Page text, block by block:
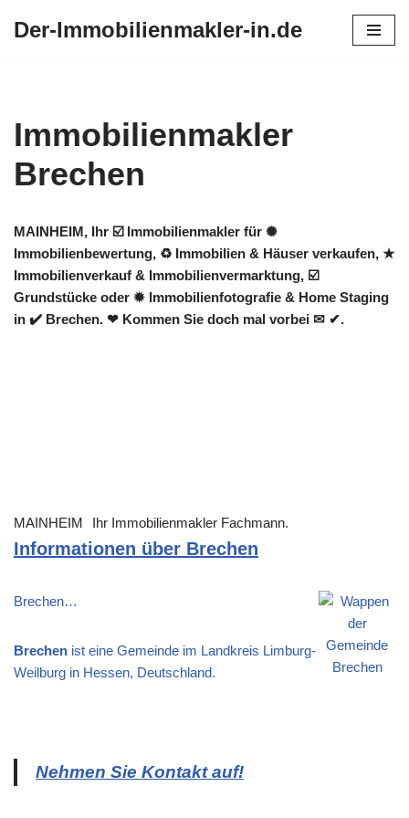
Der-Immobilienmakler-in.de
Immobilienmakler
Brechen
MAINHEIM, Ihr ☑️ Immobilienmakler für ✺
Immobilienbewertung, ♻ Immobilien & Häuser verkaufen, ★
Immobilienverkauf & Immobilienvermarktung, ☑️
Grundstücke oder ✹ Immobilienfotografie & Home Staging
in ✔️ Brechen. ❤ Kommen Sie doch mal vorbei ✉ ✔.
MAINHEIM Ihr Immobilienmakler Fachmann.
Informationen über Brechen
Brechen…
Brechen ist eine Gemeinde im Landkreis Limburg-
Weilburg in Hessen, Deutschland.
Nehmen Sie Kontakt auf!